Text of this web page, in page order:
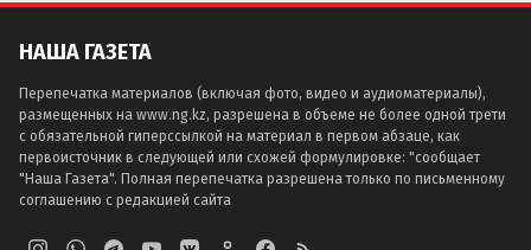
НАША ГАЗЕТА
Перепечатка материалов (включая фото, видео и аудиоматериалы),
размещенных на www.ng.kz, разрешена в объеме не более одной трети
с обязательной гиперссылкой на материал в первом абзаце, как
первоисточник в следующей или схожей формулировке: "сообщает
"Наша Газета". Полная перепечатка разрешена только по письменному
соглашению с редакцией сайта